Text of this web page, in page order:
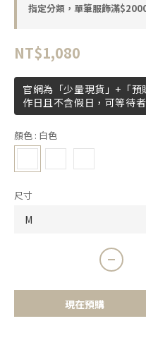
指定分類，單筆服飾滿
NT$1,080
官網為「少量現貨」+「
作日且不含假日，可等待
顏色 : 白色
尺寸
現在預購